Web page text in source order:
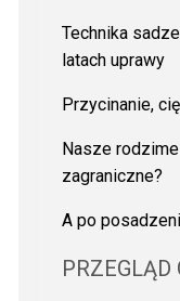
Technika
latach uprawy
Przycinanie,
Nasze
zagraniczne?
A po
PRZEGLĄD